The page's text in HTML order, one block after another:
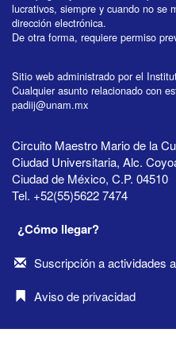
lucrativos, siempre y cuando no se
dirección electrónica.
De otra forma, requiere permiso
Sitio web administrado por el
Cualquier asunto relacionado con
padiij@unam.mx
Circuito Maestro Mario de la
Ciudad Universitaria, Alc.
Ciudad de México, C.P. 04510
Tel. +52(55)5622 7474
¿Cómo llegar?
Suscripción a actividades
Aviso de privacidad